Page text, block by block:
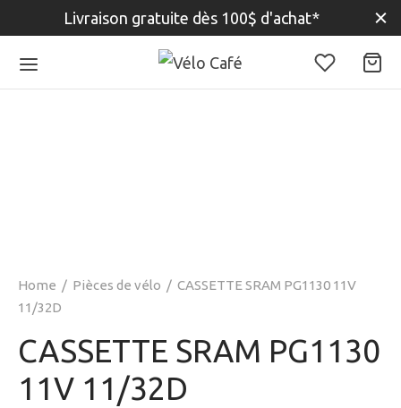
Livraison gratuite dès 100$ d'achat*
Home / Pièces de vélo / CASSETTE SRAM PG1130 11V
11/32D
CASSETTE SRAM PG1130
11V 11/32D